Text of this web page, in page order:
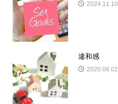
2024.11.10
違和感
2020.08.02